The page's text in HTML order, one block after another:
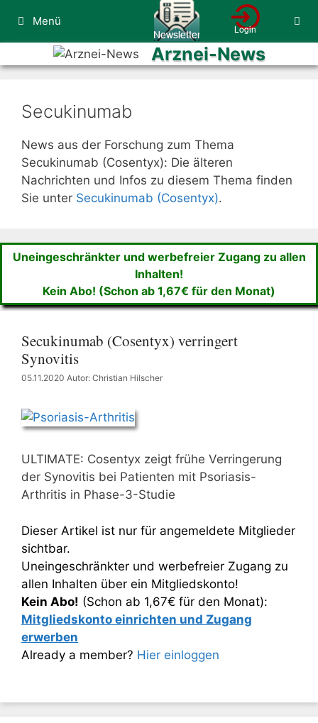
Inhalt
springen
Menü
Arznei-News
Secukinumab
News aus der Forschung zum Thema
Secukinumab (Cosentyx): Die älteren
Nachrichten und Infos zu diesem Thema finden
Sie unter Secukinumab (Cosentyx).
Uneingeschränkter und werbefreier Zugang zu allen
Inhalten!
Kein Abo! (Schon ab 1,67€ für den Monat)
Secukinumab (Cosentyx) verringert
Synovitis
05.11.2020 Autor: Christian Hilscher
ULTIMATE: Cosentyx zeigt frühe Verringerung
der Synovitis bei Patienten mit Psoriasis-
Arthritis in Phase-3-Studie
Dieser Artikel ist nur für angemeldete Mitglieder
sichtbar.
Uneingeschränkter und werbefreier Zugang zu
allen Inhalten über ein Mitgliedskonto!
Kein Abo! (Schon ab 1,67€ für den Monat):
Mitgliedskonto einrichten und Zugang
erwerben
Already a member? Hier einloggen